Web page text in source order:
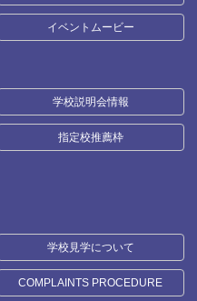
イベントムービー
学校説明会情報
指定校推薦枠
学校見学について
COMPLAINTS PROCEDURE